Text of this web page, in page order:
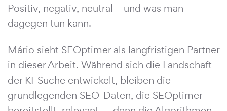
Positiv, negativ, neutral – und was man
dagegen tun kann.
Mário sieht SEOptimer als langfristigen Partner
in dieser Arbeit. Während sich die Landschaft
der KI-Suche entwickelt, bleiben die
grundlegenden SEO-Daten, die SEOptimer